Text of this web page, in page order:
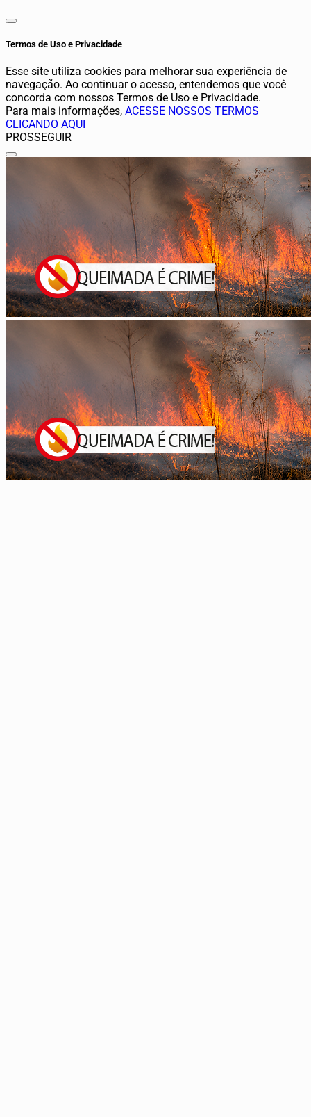
Termos de Uso e Privacidade
Esse site utiliza cookies para melhorar sua experiência de
navegação. Ao continuar o acesso, entendemos que você
concorda com nossos Termos de Uso e Privacidade.
Para mais informações, ACESSE NOSSOS TERMOS
CLICANDO AQUI
PROSSEGUIR